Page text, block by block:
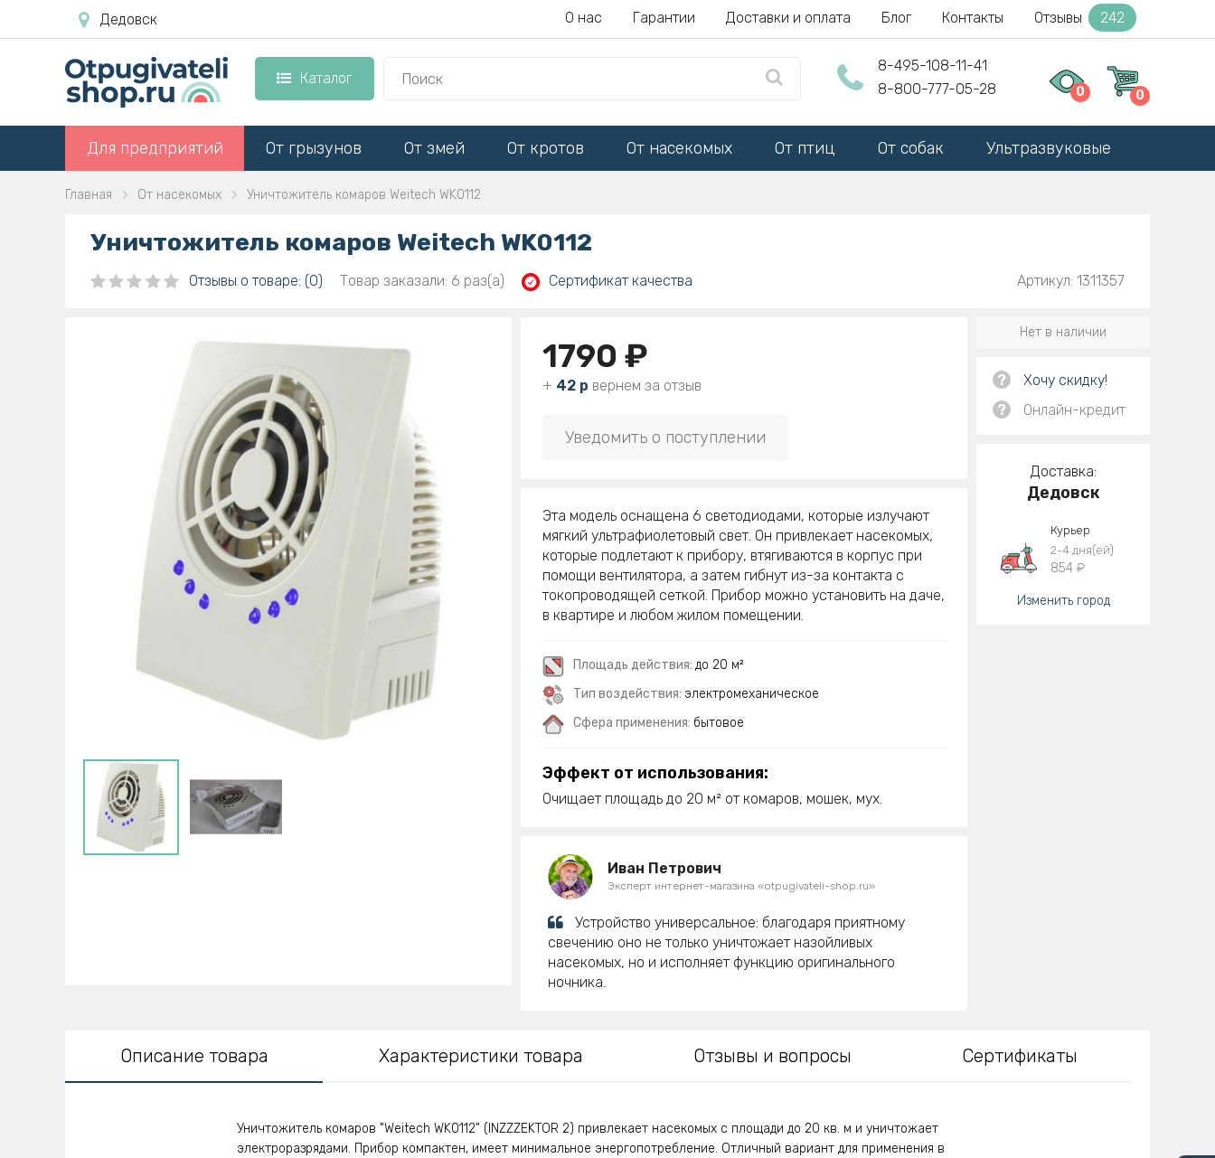
Дедовск О нас Гарантии Доставки и оплата Блог Контакты Отзывы 242
Каталог
8-495-108-11-41
8-800-777-05-28
0 0
Для предприятий От грызунов От змей От кротов От насекомых От птиц От собак Ультразвуковые
Главная От насекомых Уничтожитель комаров Weitech WK0112
Уничтожитель комаров Weitech WK0112
Отзывы о товаре: (0) Товар заказали: 6 раз(а) Сертификат качества Артикул: 1311357
1790 ₽
+ 42 р вернем за отзыв
Уведомить о поступлении
Эта модель оснащена 6 светодиодами, которые излучают
мягкий ультрафиолетовый свет. Он привлекает насекомых,
которые подлетают к прибору, втягиваются в корпус при
помощи вентилятора, а затем гибнут из-за контакта с
токопроводящей сеткой. Прибор можно установить на даче,
в квартире и любом жилом помещении.
Площадь действия: до 20 м²
Тип воздействия: электромеханическое
Сфера применения: бытовое
Эффект от использования:
Очищает площадь до 20 м² от комаров, мошек, мух.
Иван Петрович
Эксперт интернет-магазина «otpugivateli-shop.ru»
Устройство универсальное: благодаря приятному
свечению оно не только уничтожает назойливых
насекомых, но и исполняет функцию оригинального
ночника.
Нет в наличии
?
Хочу скидку!
?
Онлайн-кредит
Доставка:
Дедовск
Курьер
2-4 дня(ей)
854 ₽
Изменить город
Описание товара Характеристики товара Отзывы и вопросы Сертификаты
Уничтожитель комаров "Weitech WK0112" (INZZZEKTOR 2) привлекает насекомых с площади до 20 кв. м и уничтожает
электроразрядами. Прибор компактен, имеет минимальное энергопотребление. Отличный вариант для применения в